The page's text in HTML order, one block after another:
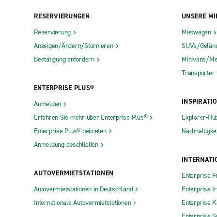
Ancienne-Lorette
Anjou
Baie-Saint-Paul
Blainville
BMV Laval
Boucherville
Buckingham
Chateauguay
Cowansville
Lac-
Laval
Longueuil
Lévis
Magog
Montreal
Montreal
RESERVIERUNGEN
Reservierung
Anzeigen/Ändern/Stornieren
Bestätigung anfordern
ENTERPRISE PLUS®
Anmelden
Erfahren Sie mehr über Enterprise Plus®
Enterprise Plus® beitreten
Anmeldung abschließen
AUTOVERMIETSTATIONEN
Autovermietstationen in Deutschland
Internationale Autovermietstationen
UNSERE
Mietwagen
SUVs/
Minivans/
Transporter
Explorer-
Enterprise
Enterprise
Enterprise